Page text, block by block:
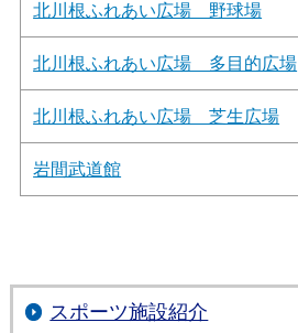
北川根ふれあい広場 野球場
北川根ふれあい広場 多目的広場
北川根ふれあい広場 芝生広場
岩間武道館
スポーツ施設紹介